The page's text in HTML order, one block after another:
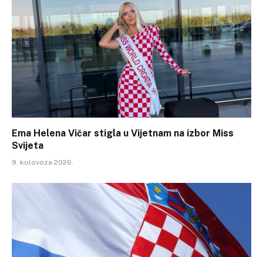
Ema Helena Vičar stigla u Vijetnam na izbor Miss
Svijeta
9. kolovoza 2026.